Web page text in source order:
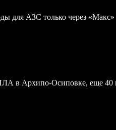
для АЗС только через «Макс»
в Архипо-Осиповке, еще 40